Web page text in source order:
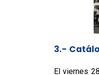
3.-
El viernes